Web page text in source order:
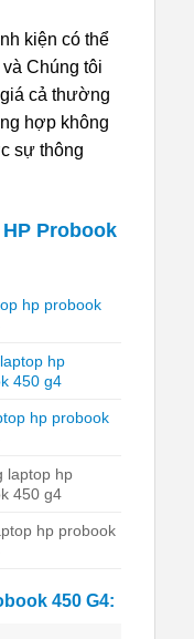
kiện có thể
Chúng tôi
cả thường
hợp không
sự thông
Probook
hp probook
hp
450 g4
hp probook
laptop hp
450 g4
hp probook
450 G4: